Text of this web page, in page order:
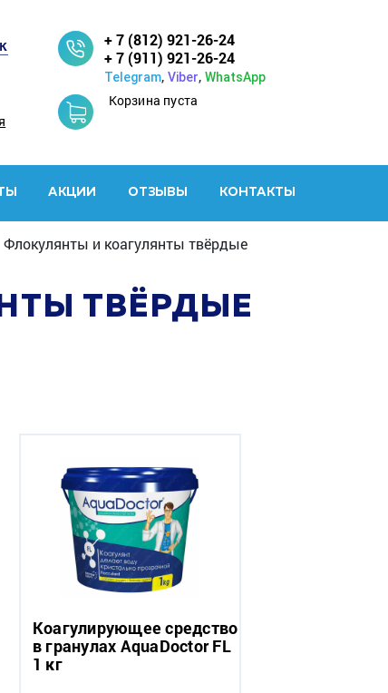
+ 7 (812) 921-26-24
+ 7 (911) 921-26-24
Telegram, Viber, WhatsApp
Корзина пуста
АКЦИИ ОТЗЫВЫ КОНТАКТЫ
Флокулянты и коагулянты твёрдые
ТВЁРДЫЕ
Коагулирующее средство
в гранулах AquaDoctor FL
1 кг